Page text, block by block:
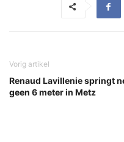
Vorig artikel
Renaud Lavillenie springt
geen 6 meter in Metz